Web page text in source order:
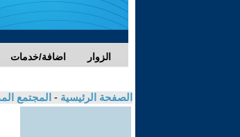
اضافة/خدمات الزوار
الصفحة الرئيسية - المجتمع